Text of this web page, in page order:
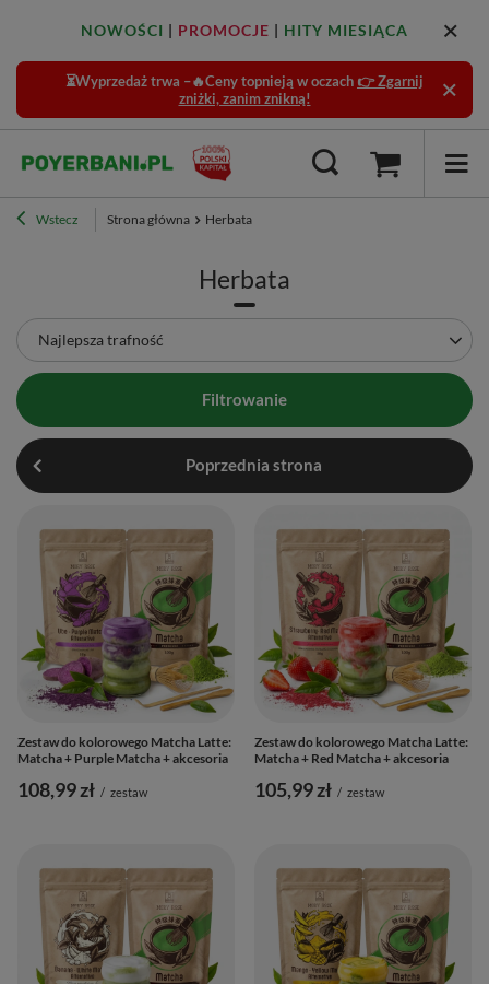
NOWOŚCI | PROMOCJE | HITY MIESIĄCA
⏳Wyprzedaż trwa –🔥Ceny topnieją w oczach 👉 Zgarnij
zniżki, zanim znikną!
Wstecz Strona główna Herbata
Herbata
Zmień sortowanie
Najlepsza trafność
Filtrowanie
Poprzednia strona
Zestaw do kolorowego Matcha Latte:
Matcha + Purple Matcha + akcesoria
108,99 zł / zestaw
Zestaw do kolorowego Matcha Latte:
Matcha + Red Matcha + akcesoria
105,99 zł / zestaw